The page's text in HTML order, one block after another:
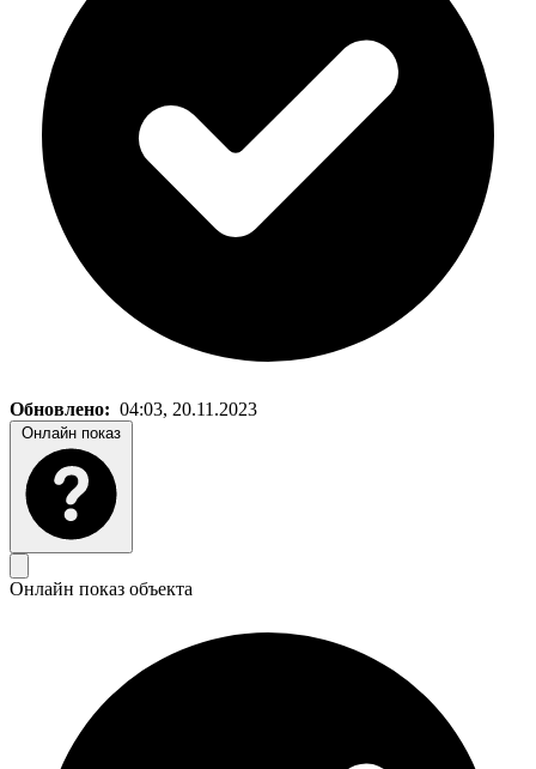
Обновлено: 04:03, 20.11.2023
Онлайн показ
Онлайн показ объекта